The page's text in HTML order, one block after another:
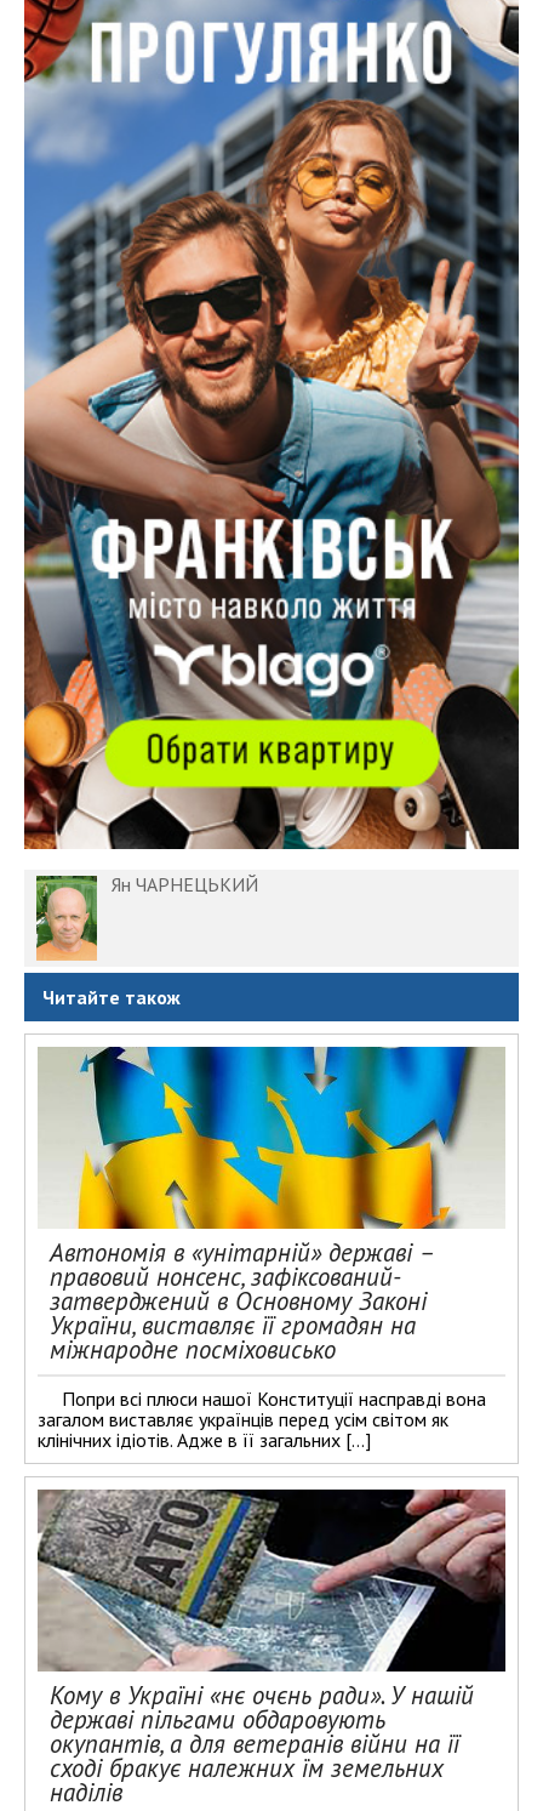
Ян ЧАРНЕЦЬКИЙ
Читайте також
Автономія в «унітарній» державі –
правовий нонсенс, зафіксований-
затверджений в Основному Законі
України, виставляє її громадян на
міжнародне посміховисько
Попри всі плюси нашої Конституції насправді вона
загалом виставляє українців перед усім світом як
клінічних ідіотів. Адже в її загальних […]
Кому в Україні «нє очєнь ради». У нашій
державі пільгами обдаровують
окупантів, а для ветеранів війни на її
сході бракує належних їм земельних
наділів